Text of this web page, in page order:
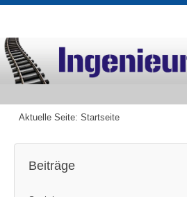
Aktuelle Seite: Startseite
Beiträge